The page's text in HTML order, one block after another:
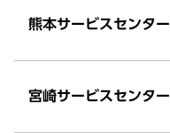
熊本サービスセンター
宮崎サービスセンター